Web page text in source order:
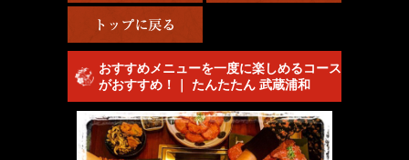
おすすめメニューを一度に楽しめるコース
がおすすめ！｜ たんたたん 武蔵浦和